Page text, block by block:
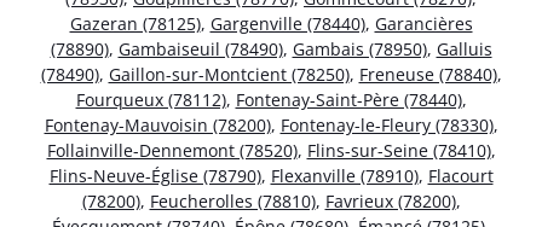
Gazeran (78125), Gargenville (78440), Garancières
(78890), Gambaiseuil (78490), Gambais (78950), Galluis
(78490), Gaillon-sur-Montcient (78250), Freneuse (78840),
Fourqueux (78112), Fontenay-Saint-Père (78440),
Fontenay-Mauvoisin (78200), Fontenay-le-Fleury (78330),
Follainville-Dennemont (78520), Flins-sur-Seine (78410),
Flins-Neuve-Église (78790), Flexanville (78910), Flacourt
(78200), Feucherolles (78810), Favrieux (78200),